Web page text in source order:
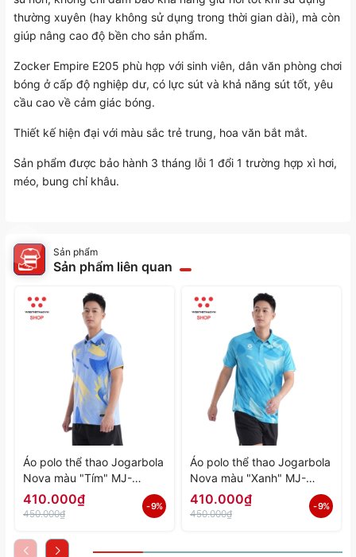
thường xuyên (hay không sử dụng trong thời gian dài), mà còn
giúp nâng cao độ bền cho sản phẩm.
Zocker Empire E205 phù hợp với sinh viên, dân văn phòng chơi
bóng ở cấp độ nghiệp dư, có lực sút và khả năng sút tốt, yêu
cầu cao về cảm giác bóng.
Thiết kế hiện đại với màu sắc trẻ trung, hoa văn bắt mắt.
Sản phẩm được bảo hành 3 tháng lỗi 1 đổi 1 trường hợp xì hơi,
méo, bung chỉ khâu.
Sản phẩm
Sản phẩm liên quan
Áo polo thể thao Jogarbola
Nova màu "Tím" MJ-
A4197-04 - Hàng Chính
Hãng
410.000₫
450.000₫
- 9%
Áo polo thể thao Jogarbola
Nova màu "Xanh" MJ-
A4197-03 - Hàng Chính
Hãng
410.000₫
450.000₫
- 9%